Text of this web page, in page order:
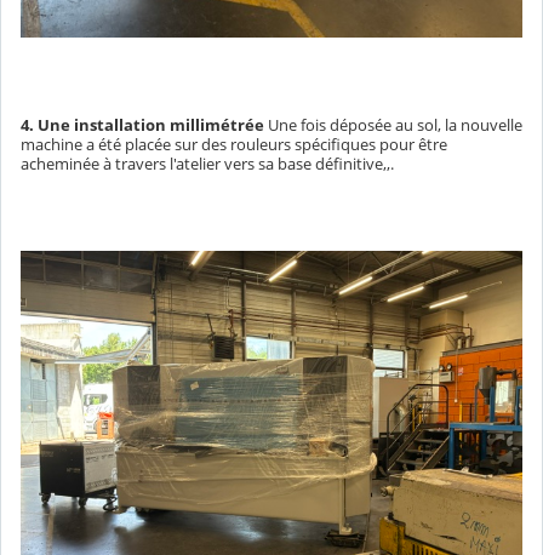
4. Une installation millimétrée Une fois déposée au sol, la nouvelle
machine a été placée sur des rouleurs spécifiques pour être
acheminée à travers l'atelier vers sa base définitive,,.